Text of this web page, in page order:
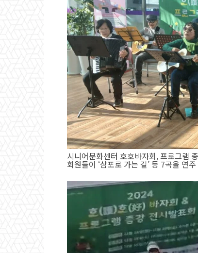
시니어문화센터 호호바자회, 프로그램
회원들이 ‘삼포로 가는 길’ 등 7곡을 연